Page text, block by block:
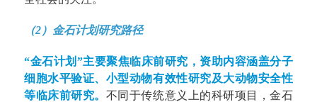
（2）金石计划研究路径
“金石计划”主要聚焦临床前研究，资助内容涵盖分子
细胞水平验证、小型动物有效性研究及大动物安全性
等临床前研究。 不同于传统意义上的科研项目，金石